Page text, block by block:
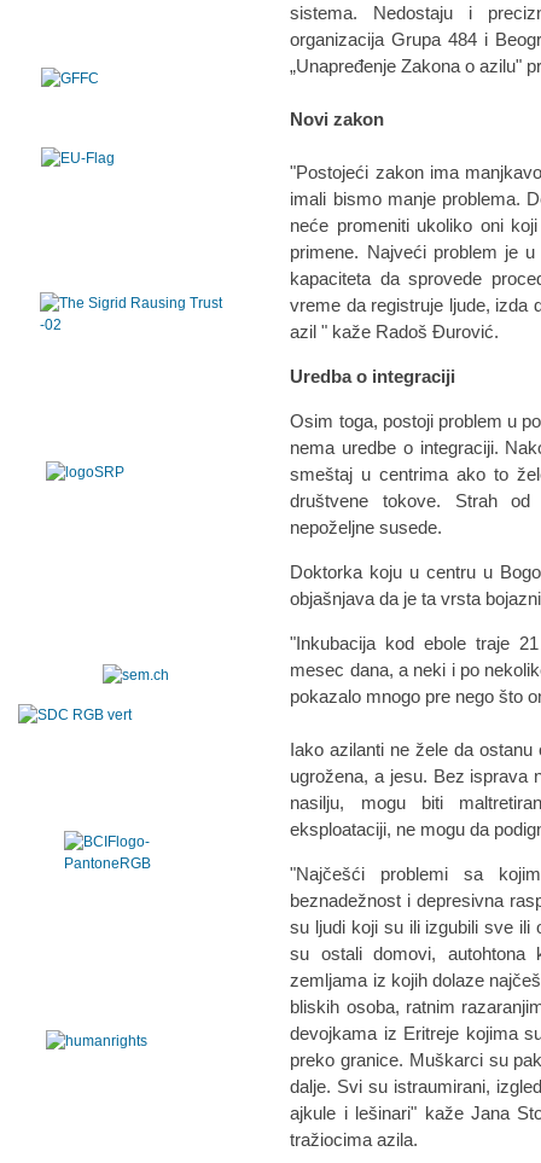
sistema. Nedostaju i
organizacija Grupa 484 i
„Unapređenje Zakona o azilu"
Novi zakon
"Postojeći zakon ima
imali bismo manje problema.
neće promeniti ukoliko oni
primene. Najveći problem je
kapaciteta da sprovede
vreme da registruje ljude, izda
azil " kaže Radoš Đurović.
Uredba o integraciji
Osim toga, postoji problem u
nema uredbe o integraciji.
smeštaj u centrima ako to
društvene tokove. Strah
nepoželjne susede.
Doktorka koju u centru u
objašnjava da je ta vrsta
"Inkubacija kod ebole traje
mesec dana, a neki i po
pokazalo mnogo pre nego što
Iako azilanti ne žele da
ugrožena, a jesu. Bez isprava
nasilju, mogu biti
eksploataciji, ne mogu da
"Najčešći problemi sa
beznadežnost i depresivna
su ljudi koji su ili izgubili sve ili
su ostali domovi, autohtona
zemljama iz kojih dolaze
bliskih osoba, ratnim
devojkama iz Eritreje kojima
preko granice. Muškarci su
dalje. Svi su istraumirani,
ajkule i lešinari" kaže Jana
tražiocima azila.